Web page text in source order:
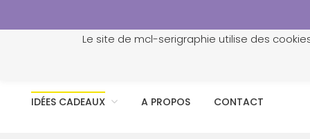
IDÉES CADEAUX A PROPOS CONTACT
Le site de mcl-serigraphie utilise des